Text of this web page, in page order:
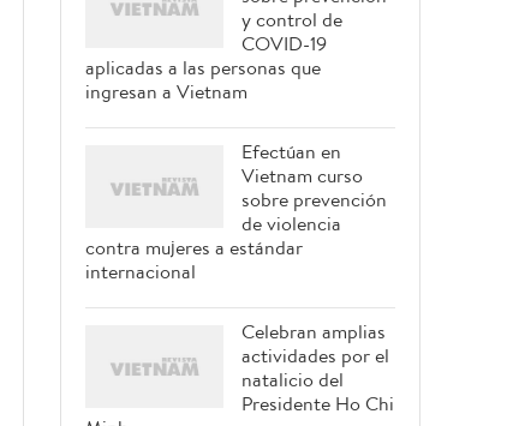
y control de
COVID-19
aplicadas a las personas que
ingresan a Vietnam
Efectúan en
Vietnam curso
sobre prevención
de violencia
contra mujeres a estándar
internacional
Celebran amplias
actividades por el
natalicio del
Presidente Ho Chi